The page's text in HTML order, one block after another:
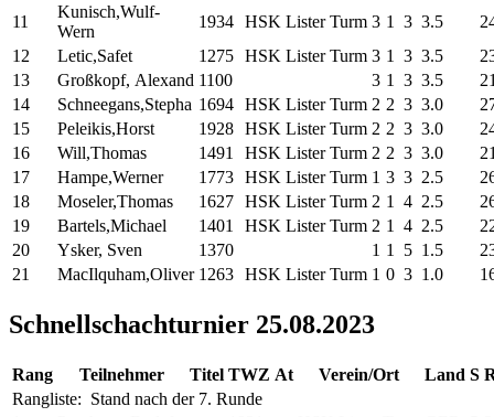
11
Kunisch,Wulf-
Wern
1934 HSK Lister Turm 3 1 3 3.5
12
Letic,Safet 1275 HSK Lister Turm 3 1 3 3.5
13
Großkopf, Alexand 1100 3 1 3 3.5
14
Schneegans,Stepha 1694 HSK Lister Turm 2 2 3 3.0
15
Peleikis,Horst 1928 HSK Lister Turm 2 2 3 3.0
16
Will,Thomas 1491 HSK Lister Turm 2 2 3 3.0
17
Hampe,Werner 1773 HSK Lister Turm 1 3 3 2.5
18
Moseler,Thomas 1627 HSK Lister Turm 2 1 4 2.5
19
Bartels,Michael 1401 HSK Lister Turm 2 1 4 2.5
20
Ysker, Sven 1370 1 1 5 1.5
21
MacIlquham,Oliver 1263 HSK Lister Turm 1 0 3 1.0
Schnellschachturnier 25.08.2023
Rang Teilnehmer Titel TWZ At Verein/Ort Land S
Rangliste: Stand nach der 7. Runde